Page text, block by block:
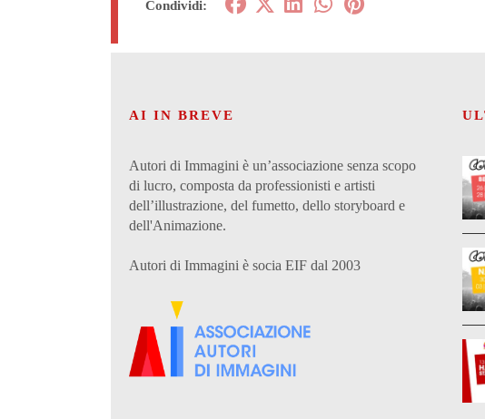
Condividi:
AI IN BREVE
Autori di Immagini è un’associazione senza scopo
di lucro, composta da professionisti e artisti
dell’illustrazione, del fumetto, dello storyboard e
dell'Animazione.
Autori di Immagini è socia EIF dal 2003